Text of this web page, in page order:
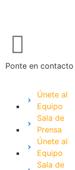
Ponte en contacto
Únete al
Equipo
Sala de
Prensa
Únete al
Equipo
Sala de